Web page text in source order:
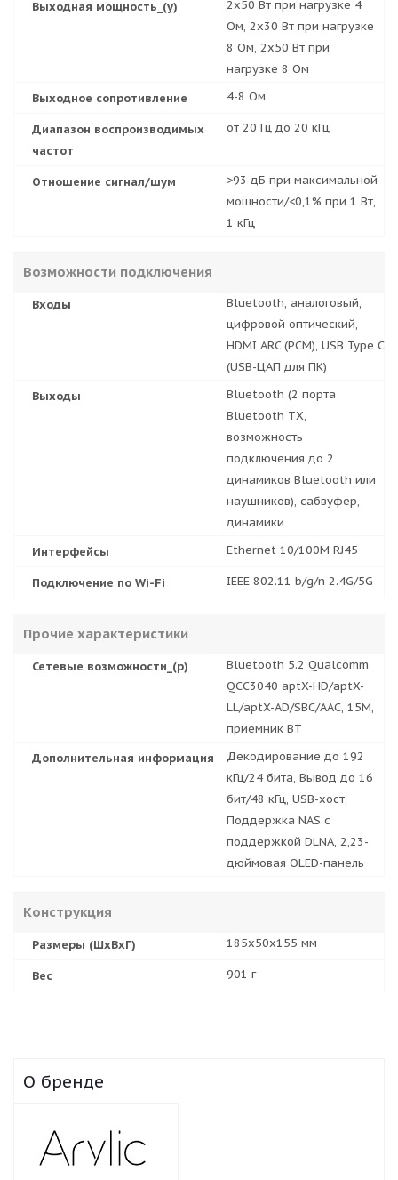
Выходная мощность_(у)
2x50 Вт при нагрузке 4
Ом, 2x30 Вт при нагрузке
8 Ом, 2x50 Вт при
нагрузке 8 Ом
Выходное сопротивление
4-8 Ом
Диапазон воспроизводимых
частот
от 20 Гц до 20 кГц
Отношение сигнал/шум
>93 дБ при максимальной
мощности/<0,1% при 1 Вт,
1 кГц
Возможности подключения
Входы
Bluetooth, аналоговый,
цифровой оптический,
HDMI ARC (PCM), USB Type C
(USB-ЦАП для ПК)
Выходы
Bluetooth (2 порта
Bluetooth TX,
возможность
подключения до 2
динамиков Bluetooth или
наушников), сабвуфер,
динамики
Интерфейсы
Ethernet 10/100M RJ45
Подключение по Wi-Fi IEEE 802.11 b/g/n 2.4G/5G
Прочие характеристики
Сетевые возможности_(р)
Bluetooth 5.2 Qualcomm
QCC3040 aptX-HD/aptX-
LL/aptX-AD/SBC/AAC, 15M,
приемник BT
Дополнительная информация
Декодирование до 192
кГц/24 бита, Вывод до 16
бит/48 кГц, USB-хост,
Поддержка NAS с
поддержкой DLNA, 2,23-
дюймовая OLED-панель
Конструкция
Размеры (ШхВхГ) 185х50х155 мм
Вес 901 г
О бренде